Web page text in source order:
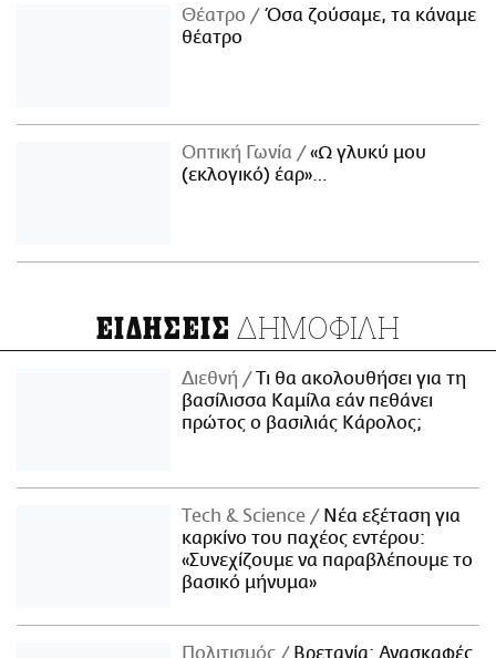
Θέατρο
Όσα ζούσαμε, τα κάναμε
θέατρο
Οπτική Γωνία
«Ω γλυκύ μου
(εκλογικό) έαρ»…
ΕΙΔΗΣΕΙΣ ΔΗΜΟΦΙΛΗ
Διεθνή
Τι θα ακολουθήσει για τη
βασίλισσα Καμίλα εάν πεθάνει
πρώτος ο βασιλιάς Κάρολος;
Τech & Science
Νέα εξέταση για
καρκίνο του παχέος εντέρου:
«Συνεχίζουμε να παραβλέπουμε το
βασικό μήνυμα»
Πολιτισμός Βρετανία: Ανασκαφές